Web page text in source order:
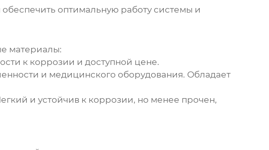
оптимальную работу системы и
материалы:
к коррозии и доступной цене.
и медицинского оборудования. Обладает
и устойчив к коррозии, но менее прочен,